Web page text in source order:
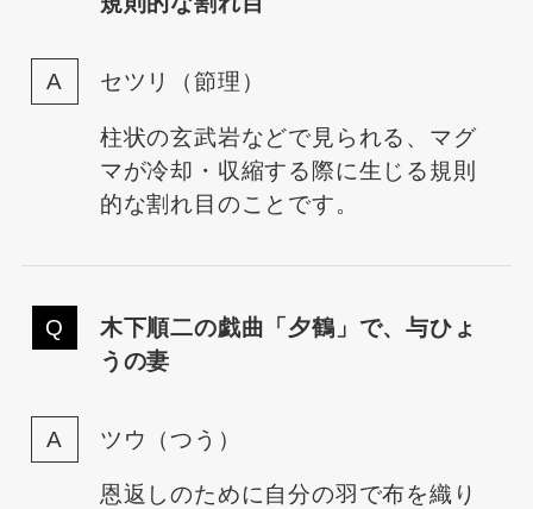
セツリ（節理）
柱状の玄武岩などで見られる、マグ
マが冷却・収縮する際に生じる規則
的な割れ目のことです。
木下順二の戯曲「夕鶴」で、与ひょ
うの妻
ツウ（つう）
恩返しのために自分の羽で布を織り